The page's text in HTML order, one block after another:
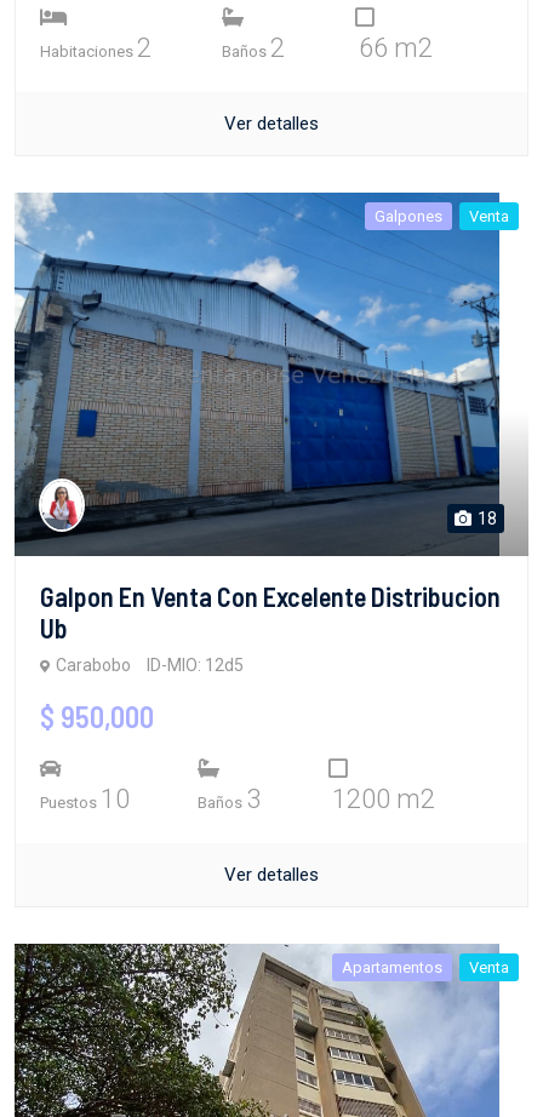
Habitaciones 2 Baños 2 66 m2
Ver detalles
Galpones Venta
18
Galpon En Venta Con Excelente Distribucion
Ub
Carabobo ID-MIO: 12d5
$ 950,000
Puestos 10 Baños 3 1200 m2
Ver detalles
Apartamentos Venta